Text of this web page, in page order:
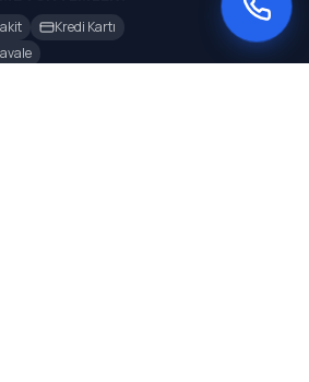
Kredi Kartı